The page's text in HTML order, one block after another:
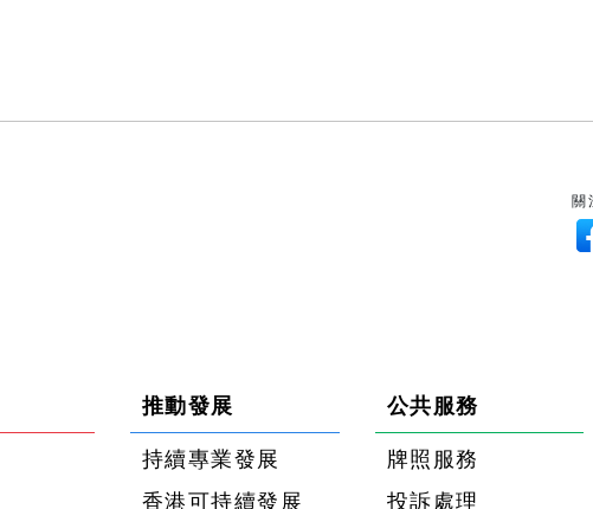
關
推動發展
持續專業發展
香港可持續發展
公共服務
牌照服務
投訴處理